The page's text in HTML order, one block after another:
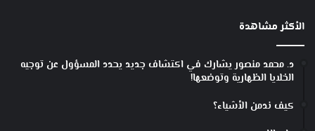
الأكثر مشاهدة
د. محمد منصور يشارك في اكتشاف جديد يحدد المسؤول عن توجيه
الخلايا الظهارية وتوضعها!
كيف ندمن الأشياء؟